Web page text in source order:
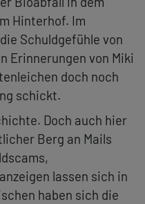
Hinterhof. Im
Schuldgefühle von
Erinnerungen von Miki
doch noch
schickt.
Doch auch hier
Berg an Mails
lassen sich in
haben sich die